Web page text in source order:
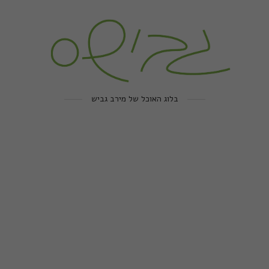
בלוג האוכל של מירב גביש